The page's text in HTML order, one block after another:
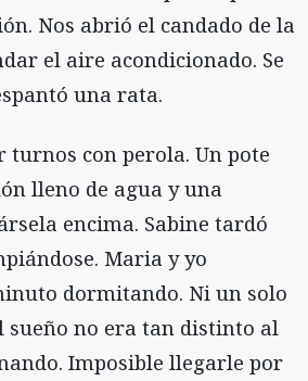
Nos abrió el candado de la
el aire acondicionado. Se
una rata.
turnos con perola. Un pote
lleno de agua y una
encima. Sabine tardó
Maria y yo
dormitando. Ni un solo
sueño no era tan distinto al
Imposible llegarle por